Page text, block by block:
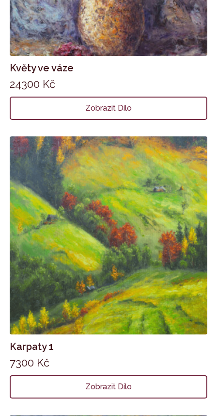
Květy ve váze
24300 Kč
Zobrazit Dílo
Karpaty 1
7300 Kč
Zobrazit Dílo